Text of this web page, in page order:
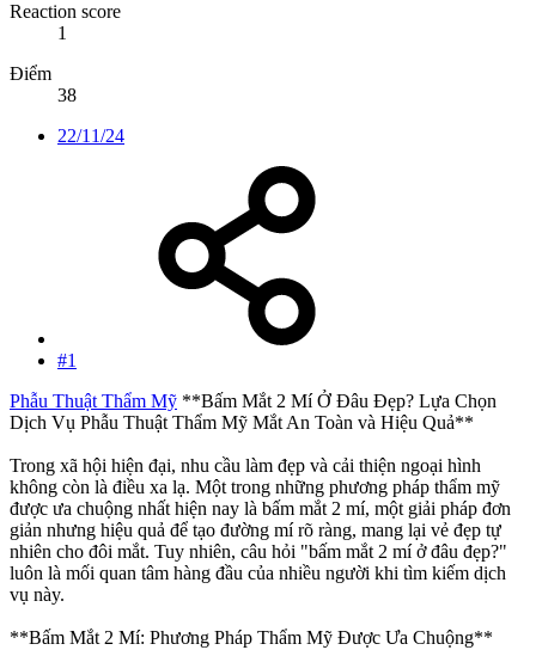
Reaction score
1
Điểm
38
22/11/24
#1
Phẫu Thuật Thẩm Mỹ **Bấm Mắt 2 Mí Ở Đâu Đẹp? Lựa Chọn
Dịch Vụ Phẫu Thuật Thẩm Mỹ Mắt An Toàn và Hiệu Quả**
Trong xã hội hiện đại, nhu cầu làm đẹp và cải thiện ngoại hình
không còn là điều xa lạ. Một trong những phương pháp thẩm mỹ
được ưa chuộng nhất hiện nay là bấm mắt 2 mí, một giải pháp đơn
giản nhưng hiệu quả để tạo đường mí rõ ràng, mang lại vẻ đẹp tự
nhiên cho đôi mắt. Tuy nhiên, câu hỏi "bấm mắt 2 mí ở đâu đẹp?"
luôn là mối quan tâm hàng đầu của nhiều người khi tìm kiếm dịch
vụ này.
**Bấm Mắt 2 Mí: Phương Pháp Thẩm Mỹ Được Ưa Chuộng**